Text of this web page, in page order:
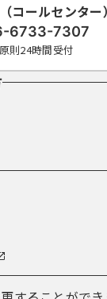
コールセンター）
6733-7307
原則24時間受付